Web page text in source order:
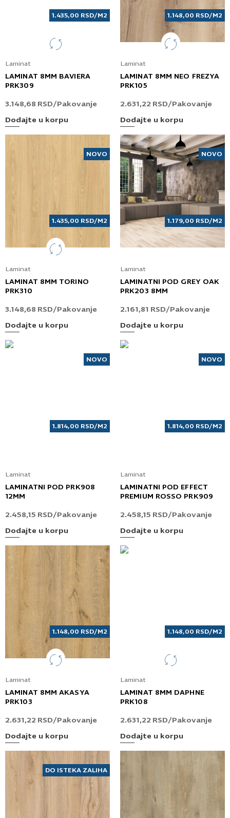
1.435,00 RSD/M2
Laminat
LAMINAT 8MM BAVIERA
PRK309
3.148,68 RSD/Pakovanje
Dodajte u korpu
1.148,00 RSD/M2
Laminat
LAMINAT 8MM NEO FREZYA
PRK105
2.631,22 RSD/Pakovanje
Dodajte u korpu
NOVO
1.435,00 RSD/M2
Laminat
LAMINAT 8MM TORINO
PRK310
3.148,68 RSD/Pakovanje
Dodajte u korpu
NOVO
1.179,00 RSD/M2
Laminat
LAMINATNI POD GREY OAK
PRK203 8MM
2.161,81 RSD/Pakovanje
Dodajte u korpu
NOVO
1.814,00 RSD/M2
Laminat
LAMINATNI POD PRK908
12MM
2.458,15 RSD/Pakovanje
Dodajte u korpu
NOVO
1.814,00 RSD/M2
Laminat
LAMINATNI POD EFFECT
PREMIUM ROSSO PRK909
2.458,15 RSD/Pakovanje
Dodajte u korpu
1.148,00 RSD/M2
Laminat
LAMINAT 8MM AKASYA
PRK103
2.631,22 RSD/Pakovanje
Dodajte u korpu
1.148,00 RSD/M2
Laminat
LAMINAT 8MM DAPHNE
PRK108
2.631,22 RSD/Pakovanje
Dodajte u korpu
DO ISTEKA ZALIHA